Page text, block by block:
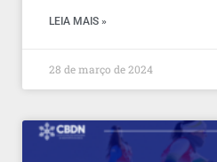
LEIA MAIS »
28 de março de 2024